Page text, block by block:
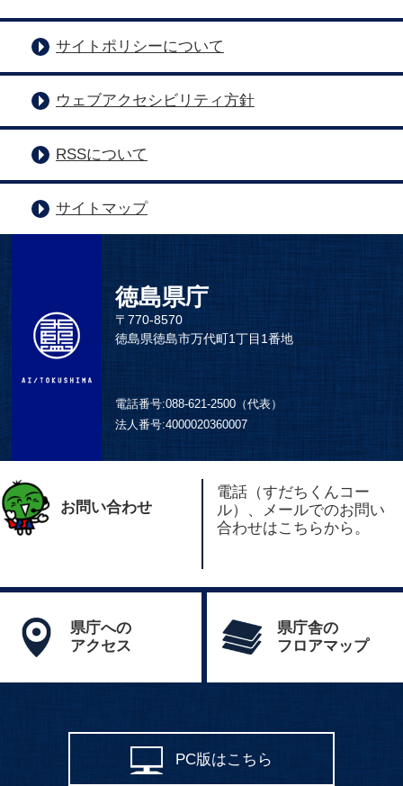
サイトポリシーについて
ウェブアクセシビリティ方針
RSSについて
サイトマップ
徳島県庁
〒770-8570
徳島県徳島市万代町1丁目1番地
電話番号:088-621-2500（代表）
法人番号:4000020360007
お問い合わせ
電話（すだちくんコー
ル）、メールでのお問い
合わせはこちらから。
県庁への
アクセス
県庁舎の
フロアマップ
PC版はこちら